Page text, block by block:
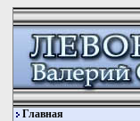
Главная